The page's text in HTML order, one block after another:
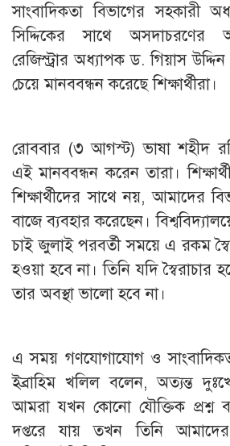
সাংবাদিকতা বিভাগের সহকারী
সিদ্দিকের সাথে অসদাচরণের
রেজিস্ট্রার অধ্যাপক ড. গিয়াস
চেয়ে মানববন্ধন করেছে শিক্ষার্থীরা।
রোববার (৩ আগস্ট) ভাষা শহীদ
এই মানববন্ধন করেন তারা।
শিক্ষার্থীদের সাথে নয়, আমাদের
বাজে ব্যবহার করেছেন।
চাই জুলাই পরবর্তী সময়ে এ রকম
হওয়া হবে না। তিনি যদি স্বৈরাচার
তার অবস্থা ভালো হবে না।
এ সময় গণযোগাযোগ ও সাংবাদিকতা
ইব্রাহিম খলিল বলেন, অত্যন্ত
আমরা যখন কোনো যৌক্তিক প্রশ্ন
দপ্তরে যায় তখন তিনি